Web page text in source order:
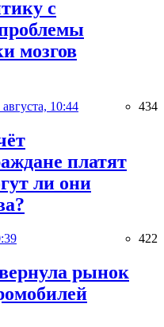
с
мозгов
августа, 10:44 434
платят
ли они
422
рынок